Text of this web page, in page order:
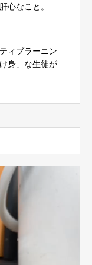
心なこと。
ィブラーニン
身」な生徒が